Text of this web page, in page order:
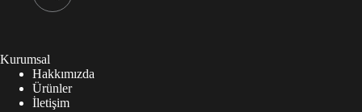
Kurumsal
Hakkımızda
Ürünler
İletişim